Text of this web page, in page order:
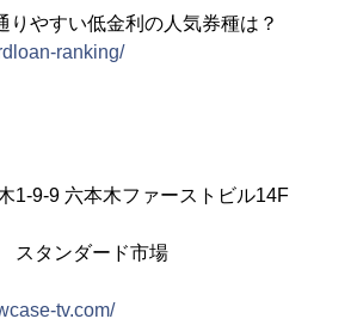
やすい低金利の人気券種は？
ranking/
六本木ファーストビル14F
タンダード市場
tv.com/